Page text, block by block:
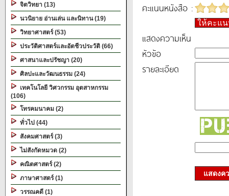
จิตวิทยา (13)
นวนิยาย อ่านเล่น และนิทาน (19)
วิทยาศาสตร์ (53)
ประวัติศาสตร์และอัตชีวประวัติ (66)
ศาสนาและปรัชญา (20)
ศิลปะและวัฒนธรรม (24)
เทคโนโลยี วิศวกรรม อุตสาหกรรม
(106)
โทรคมนาคม (2)
ทั่วไป (44)
สังคมศาสตร์ (3)
ไม่สังกัดหมวด (2)
คณิตศาสตร์ (2)
ภาษาศาสตร์ (1)
วรรณคดี (1)
คะแนนหนังสือ :
ให้คะแ
แสดงความเห็น
หัวข้อ
รายละเอียด
แสดงค